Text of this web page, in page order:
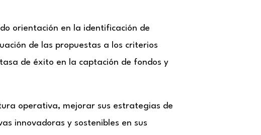
orientación en la identificación de
de las propuestas a los criterios
de éxito en la captación de fondos y
operativa, mejorar sus estrategias de
innovadoras y sostenibles en sus